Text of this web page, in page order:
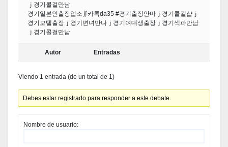
ｊ경기콜걸만남
경기일본인출장업소∬카톡da35 #경기출장안마ｊ경기콜걸샵ｊ
경기모텔출장ｊ경기변녀만나ｊ경기여대생출장ｊ경기섹파만남
ｊ경기콜걸만남
Autor Entradas
Viendo 1 entrada (de un total de 1)
Debes estar registrado para responder a este debate.
Nombre de usuario: